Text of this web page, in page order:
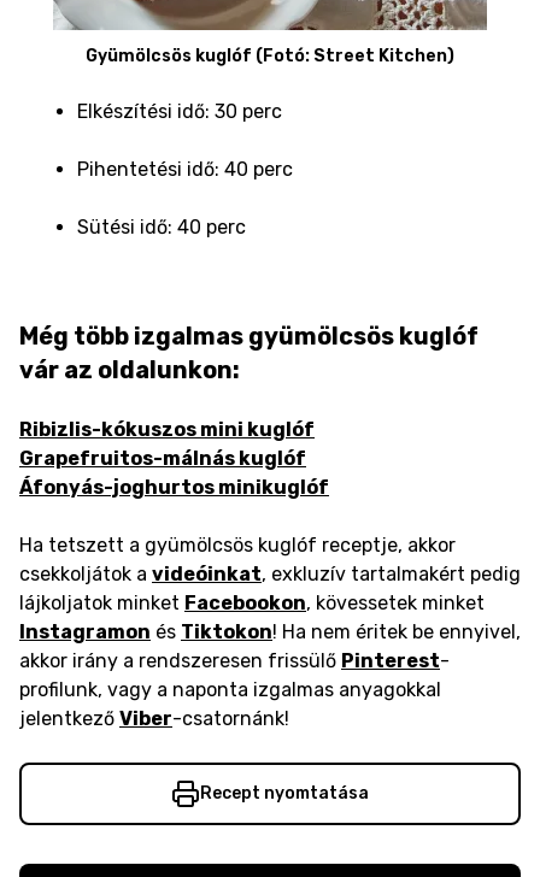
Gyümölcsös kuglóf (Fotó: Street Kitchen)
Elkészítési idő: 30 perc
Pihentetési idő: 40 perc
Sütési idő: 40 perc
Még több izgalmas gyümölcsös kuglóf
vár az oldalunkon:
Ribizlis-kókuszos mini kuglóf
Grapefruitos-málnás kuglóf
Áfonyás-joghurtos minikuglóf
Ha tetszett a gyümölcsös kuglóf receptje, akkor
csekkoljátok a videóinkat, exkluzív tartalmakért pedig
lájkoljatok minket Facebookon, kövessetek minket
Instagramon és Tiktokon! Ha nem éritek be ennyivel,
akkor irány a rendszeresen frissülő Pinterest-
profilunk, vagy a naponta izgalmas anyagokkal
jelentkező Viber-csatornánk!
Recept nyomtatása